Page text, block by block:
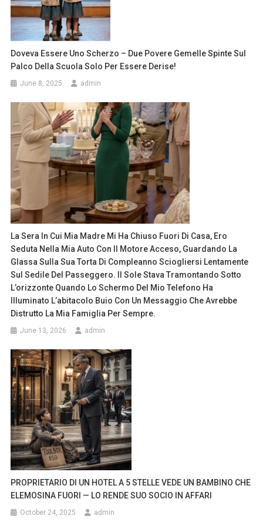
Doveva Essere Uno Scherzo – Due Povere Gemelle Spinte Sul
Palco Della Scuola Solo Per Essere Derise!
June 8, 2025 admin
La Sera In Cui Mia Madre Mi Ha Chiuso Fuori Di Casa, Ero
Seduta Nella Mia Auto Con Il Motore Acceso, Guardando La
Glassa Sulla Sua Torta Di Compleanno Sciogliersi Lentamente
Sul Sedile Del Passeggero. Il Sole Stava Tramontando Sotto
L’orizzonte Quando Lo Schermo Del Mio Telefono Ha
Illuminato L’abitacolo Buio Con Un Messaggio Che Avrebbe
Distrutto La Mia Famiglia Per Sempre.
June 13, 2026 admin
PROPRIETARIO DI UN HOTEL A 5 STELLE VEDE UN BAMBINO CHE
ELEMOSINA FUORI — LO RENDE SUO SOCIO IN AFFARI
October 24, 2025 admin